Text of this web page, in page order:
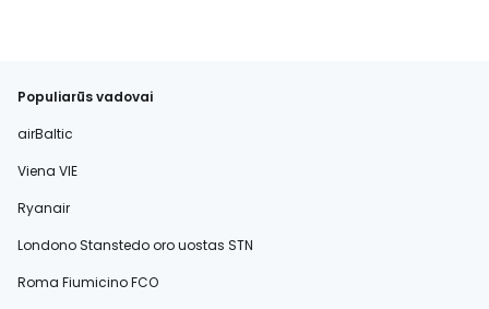
Populiarūs vadovai
airBaltic
Viena VIE
Ryanair
Londono Stanstedo oro uostas STN
Roma Fiumicino FCO